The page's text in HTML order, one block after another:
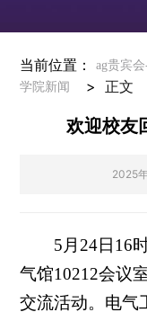
当前位置： ag贵宾
学院新闻 > 正文
欢迎校友
2025
5月24日16
气馆10212会议
交流活动。电气